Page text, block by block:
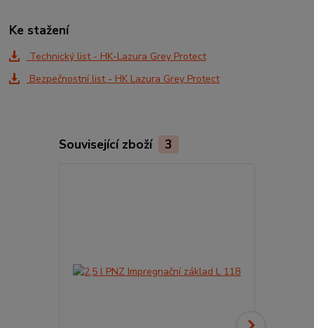
Ke stažení
Technický list - HK-Lazura Grey Protect
Bezpečnostní list - HK Lazura Grey Protect
Související zboží 3